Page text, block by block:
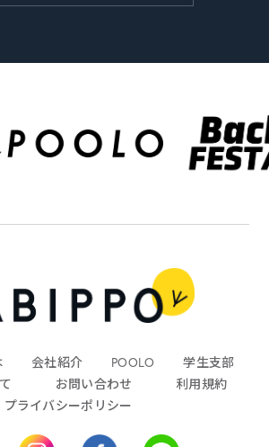
会社紹介 POOLO
学生支部
お問い合わせ
利用規約
プライバシーポリシー